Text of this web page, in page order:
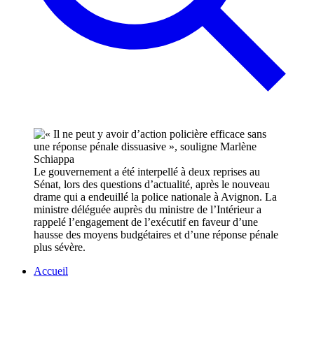
Le gouvernement a été interpellé à deux reprises au
Sénat, lors des questions d’actualité, après le nouveau
drame qui a endeuillé la police nationale à Avignon. La
ministre déléguée auprès du ministre de l’Intérieur a
rappelé l’engagement de l’exécutif en faveur d’une
hausse des moyens budgétaires et d’une réponse pénale
plus sévère.
Accueil